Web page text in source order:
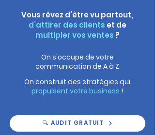
Vous rêvez d’être vu partout,
d’attirer des clients et de
multipler vos ventes ?
On s'occupe de votre
communication de A à Z
On construit des stratégies qui
propulsent votre business !
🔍 AUDIT GRATUIT